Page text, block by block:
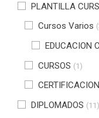
PLANTILLA
Cursos Varios
EDUCACION
CURSOS (1)
DIPLOMADOS (11)